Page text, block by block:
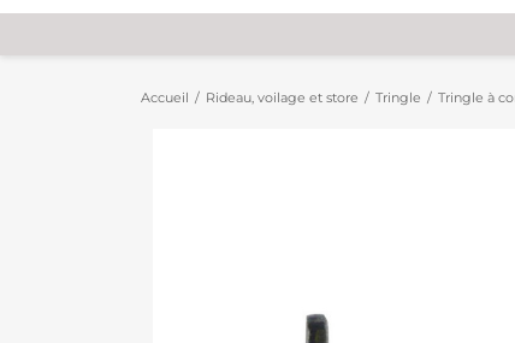
Accueil Rideau, voilage et store Tringle Tringle à